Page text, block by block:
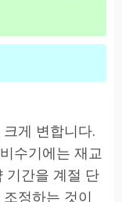
게 변합니다.
수기에는 재교
기간을 계절 단
정하는 것이